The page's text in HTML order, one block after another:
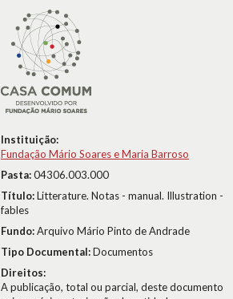
Instituição:
Fundação Mário Soares e Maria Barroso
Pasta:04306.003.000
Título:Litterature. Notas - manual. Illustration -
fables
Fundo:Arquivo Mário Pinto de Andrade
Tipo Documental:Documentos
Direitos:
A publicação, total ou parcial, deste documento